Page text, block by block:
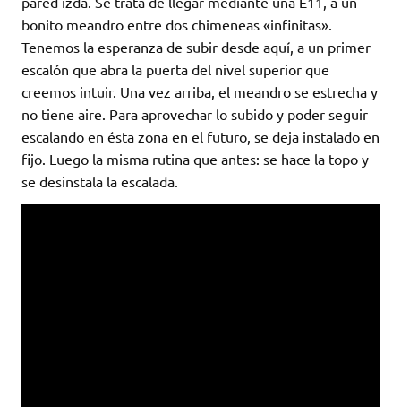
bonito meandro entre dos chimeneas «infinitas».
Tenemos la esperanza de subir desde aquí, a un primer
escalón que abra la puerta del nivel superior que
creemos intuir. Una vez arriba, el meandro se estrecha y
no tiene aire. Para aprovechar lo subido y poder seguir
escalando en ésta zona en el futuro, se deja instalado en
fijo. Luego la misma rutina que antes: se hace la topo y
se desinstala la escalada.